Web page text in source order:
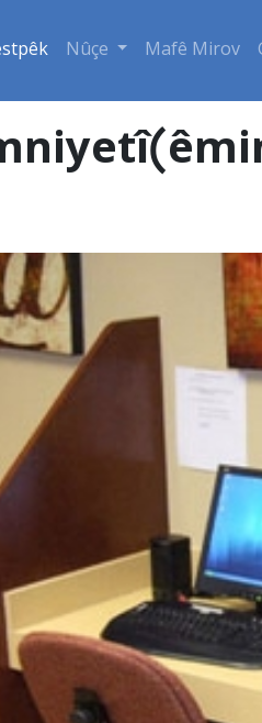
Nûçe Mafê Mirov